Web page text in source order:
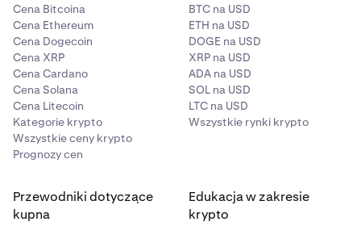
Cena Bitcoina
Cena Ethereum
Cena Dogecoin
Cena XRP
Cena Cardano
Cena Solana
Cena Litecoin
Kategorie krypto
Wszystkie ceny krypto
Prognozy cen
BTC na USD
ETH na USD
DOGE na USD
XRP na USD
ADA na USD
SOL na USD
LTC na USD
Wszystkie rynki krypto
Przewodniki dotyczące
kupna
Edukacja w zakresie
krypto